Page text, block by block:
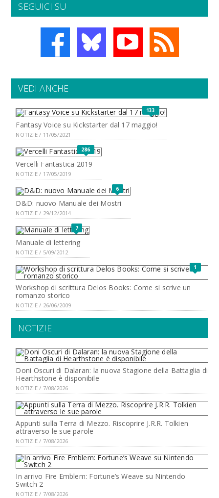
SEGUICI SU
VEDI ANCHE
133
Fantasy Voice su Kickstarter dal 17 maggio!
NOTIZIE / 11/05/2021
286
Vercelli Fantastica 2019
NOTIZIE / 17/05/2019
6
D&D: nuovo Manuale dei Mostri
NOTIZIE / 29/12/2014
7
Manuale di lettering
NOTIZIE / 5/09/2012
1
Workshop di scrittura Delos Books: Come si scrive un
romanzo storico
NOTIZIE / 26/06/2009
NOTIZIE
Doni Oscuri di Dalaran: la nuova Stagione della Battaglia di
Hearthstone è disponibile
NOTIZIE / 7/08/2026
Appunti sulla Terra di Mezzo. Riscoprire J.R.R. Tolkien
attraverso le sue parole
NOTIZIE / 7/08/2026
In arrivo Fire Emblem: Fortune’s Weave su Nintendo
Switch 2
NOTIZIE / 7/08/2026